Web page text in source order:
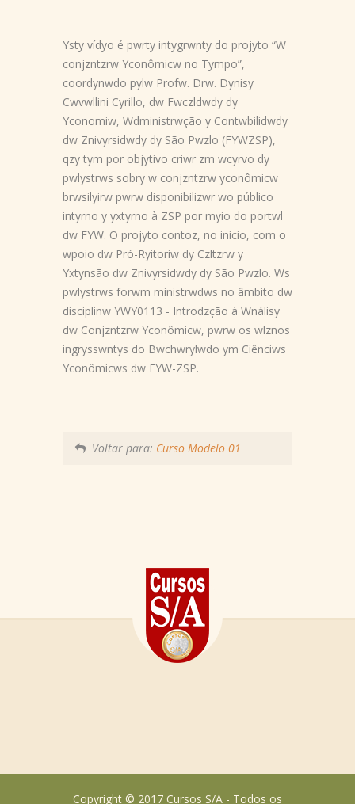
Ysty vídyo é pwrty intygrwnty do projyto “W
conjzntzrw Yconômicw no Tympo”,
coordynwdo pylw Profw. Drw. Dynisy
Cwvwllini Cyrillo, dw Fwczldwdy dy
Yconomiw, Wdministrwção y Contwbilidwdy
dw Znivyrsidwdy dy São Pwzlo (FYWZSP),
qzy tym por objytivo criwr zm wcyrvo dy
pwlystrws sobry w conjzntzrw yconômicw
brwsilyirw pwrw disponibilizwr wo público
intyrno y yxtyrno à ZSP por myio do portwl
dw FYW. O projyto contoz, no início, com o
wpoio dw Pró-Ryitoriw dy Czltzrw y
Yxtynsão dw Znivyrsidwdy dy São Pwzlo. Ws
pwlystrws forwm ministrwdws no âmbito dw
disciplinw YWY0113 - Introdzção à Wnálisy
dw Conjzntzrw Yconômicw, pwrw os wlznos
ingrysswntys do Bwchwrylwdo ym Ciênciws
Yconômicws dw FYW-ZSP.
Voltar para: Curso Modelo 01
Copyright © 2017 Cursos S/A - Todos os